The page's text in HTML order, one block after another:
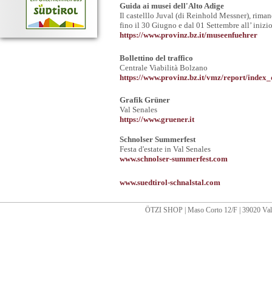
Guida ai musei dell'Alto Adige
Il castelllo Juval (di Reinhold Messner),
fino il 30 Giugno e dal 01 Settembre all’
https://www.provinz.bz.it/museenfuehrer
Bollettino del traffico
Centrale Viabilità Bolzano
https://www.provinz.bz.it/vmz/report/
Grafik Grüner
Val Senales
https://www.gruener.it
Schnolser Summerfest
Festa d'estate in Val Senales
www.schnolser-summerfest.com
www.suedtirol-schnalstal.com
ÖTZI SHOP | Maso Corto 12/F | 39020